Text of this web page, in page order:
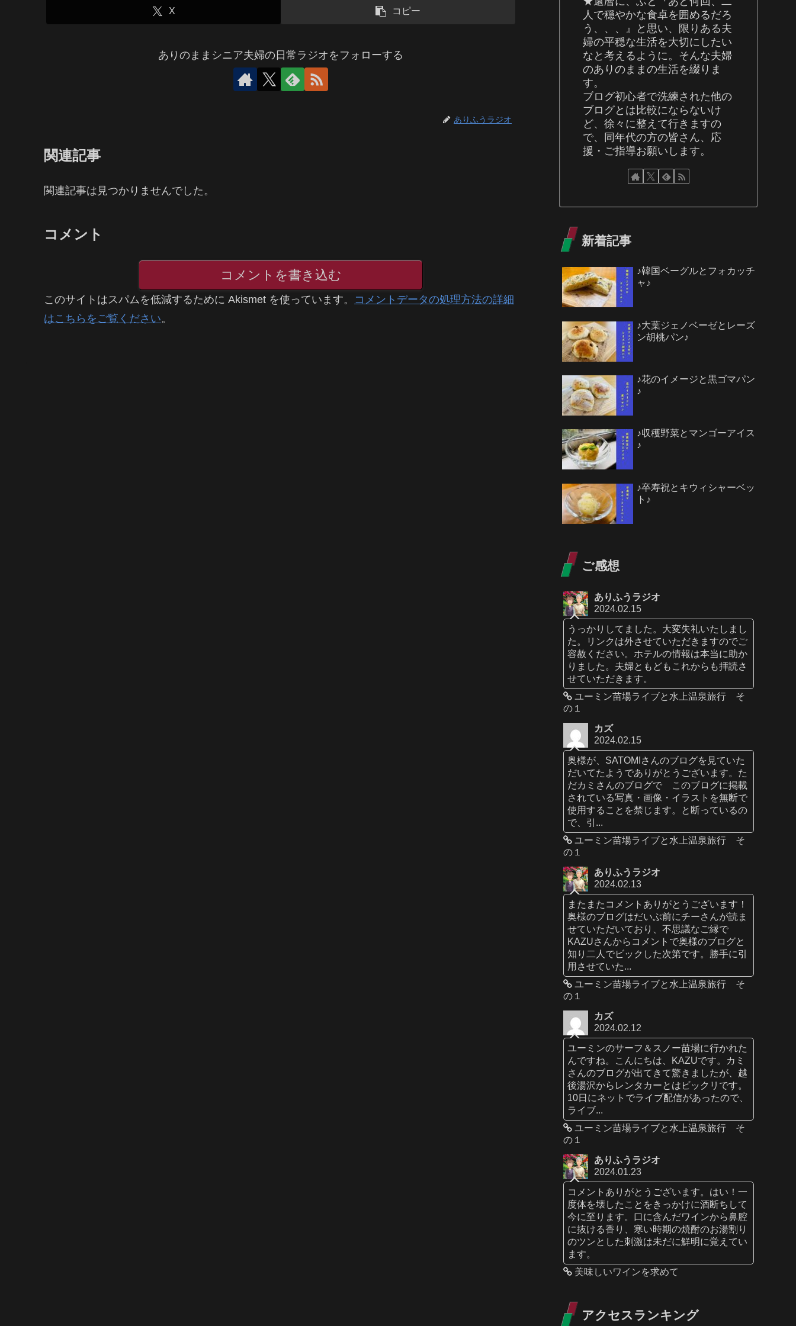
X コピー
ありのままシニア夫婦の日常ラジオをフォローする
ありふうラジオ
関連記事
関連記事は見つかりませんでした。
コメント
コメントを書き込む
このサイトはスパムを低減するために Akismet を使っています。 コメントデータの処理方法の詳細
はこちらをご覧ください。
人で穏やかな食卓を囲めるだろ
う、、、』と思い、限りある夫
婦の平穏な生活を大切にしたい
なと考えるように。そんな夫婦
のありのままの生活を綴りま
す。
ブログ初心者で洗練された他の
ブログとは比較にならないけ
ど、徐々に整えて行きますの
で、同年代の方の皆さん、応
援・ご指導お願いします。
新着記事
♪韓国ベーグルとフォカッチ
ャ♪
♪大葉ジェノベーゼとレーズ
ン胡桃パン♪
♪花のイメージと黒ゴマパン
♪
♪収穫野菜とマンゴーアイス
♪
♪卒寿祝とキウィシャーベッ
ト♪
ご感想
ありふうラジオ
2024.02.15
うっかりしてました。大変失礼いたしまし
た。リンクは外させていただきますのでご
容赦ください。ホテルの情報は本当に助か
りました。夫婦ともどもこれからも拝読さ
せていただきます。
ユーミン苗場ライブと水上温泉旅行 そ
の１
カズ
2024.02.15
奥様が、SATOMIさんのブログを見ていた
だいてたようでありがとうございます。た
だカミさんのブログで このブログに掲載
されている写真・画像・イラストを無断で
使用することを禁じます。と断っているの
で、引...
ユーミン苗場ライブと水上温泉旅行 そ
の１
ありふうラジオ
2024.02.13
またまたコメントありがとうございます！
奥様のブログはだいぶ前にチーさんが読ま
せていただいており、不思議なご縁で
KAZUさんからコメントで奥様のブログと
知り二人でビックした次第です。勝手に引
用させていた...
ユーミン苗場ライブと水上温泉旅行 そ
の１
カズ
2024.02.12
ユーミンのサーフ＆スノー苗場に行かれた
んですね。こんにちは、KAZUです。カミ
さんのブログが出てきて驚きましたが、越
後湯沢からレンタカーとはビックリです。
10日にネットでライブ配信があったので、
ライブ...
ユーミン苗場ライブと水上温泉旅行 そ
の１
ありふうラジオ
2024.01.23
コメントありがとうございます。はい！一
度体を壊したことをきっかけに酒断ちして
今に至ります。口に含んだワインから鼻腔
に抜ける香り、寒い時期の焼酎のお湯割り
のツンとした刺激は未だに鮮明に覚えてい
ます。
美味しいワインを求めて
アクセスランキング